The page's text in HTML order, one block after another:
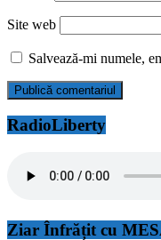
Site web
Salvează-mi numele,
RadioLiberty
Ziar Înfrățit cu